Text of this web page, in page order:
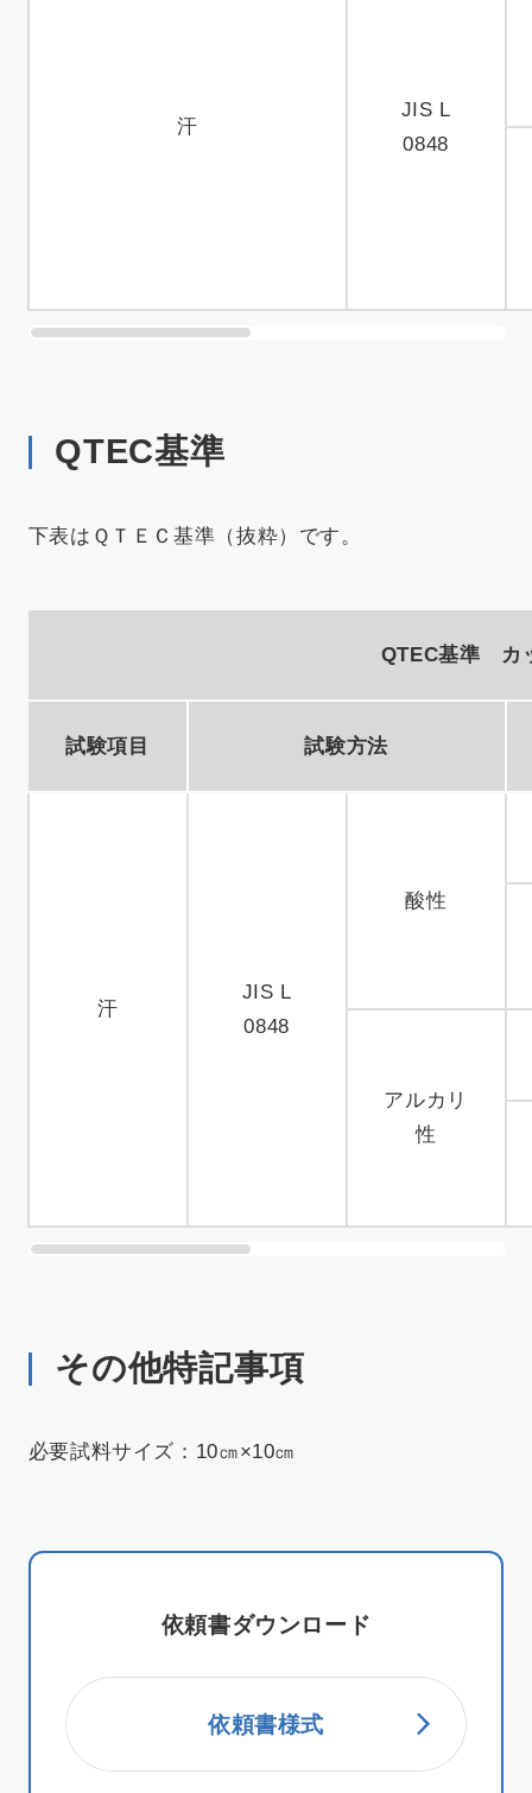
汗
JIS L
0848
QTEC基準
下表はＱＴＥＣ基準（抜粋）です。
QTEC基準 カ
試験項目 試験方法
汗
JIS L
0848
酸性
アルカリ
性
その他特記事項
必要試料サイズ：10㎝×10㎝
依頼書ダウンロード
依頼書様式